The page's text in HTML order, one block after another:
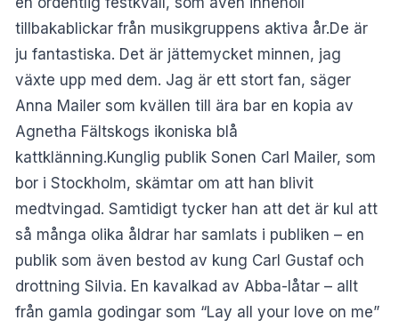
tillbakablickar från musikgruppens aktiva år.De är
ju fantastiska. Det är jättemycket minnen, jag
växte upp med dem. Jag är ett stort fan, säger
Anna Mailer som kvällen till ära bar en kopia av
Agnetha Fältskogs ikoniska blå
kattklänning.Kunglig publik Sonen Carl Mailer, som
bor i Stockholm, skämtar om att han blivit
medtvingad. Samtidigt tycker han att det är kul att
så många olika åldrar har samlats i publiken – en
publik som även bestod av kung Carl Gustaf och
drottning Silvia. En kavalkad av Abba-låtar – allt
från gamla godingar som “Lay all your love on me”